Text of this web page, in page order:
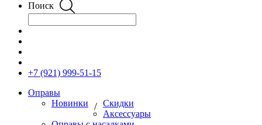
Поиск
+7 (921) 999-51-15
Оправы
Новинки
/ Скидки
Аксессуары